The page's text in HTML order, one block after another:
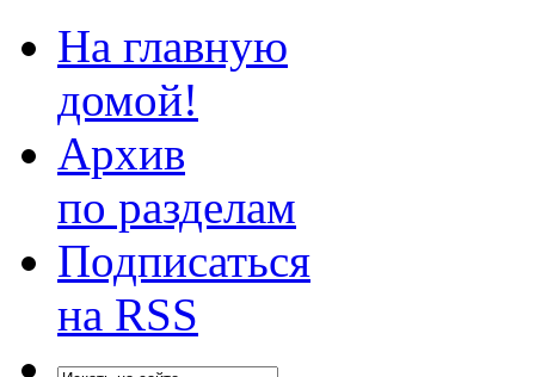
На главную
домой!
Архив
по разделам
Подписаться
на RSS